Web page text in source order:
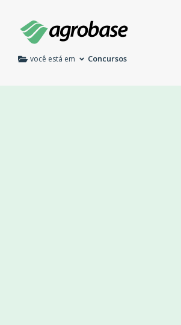
você está em Concursos